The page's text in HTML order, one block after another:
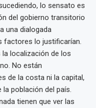
lo sensato es
del gobierno transitorio
una dialogada
factores lo justificarían.
localización de los
No están
de la costa ni la capital,
población del país.
tienen que ver las